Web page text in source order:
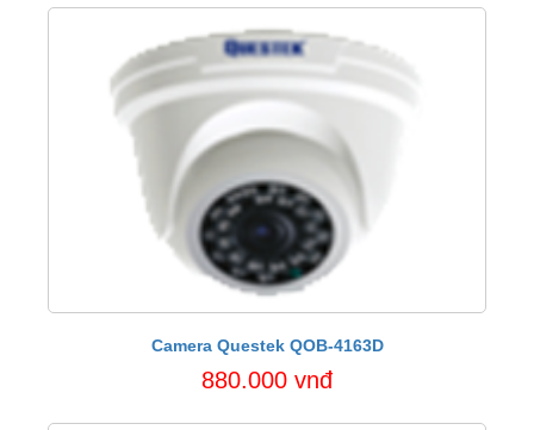
Camera Questek QOB-4163D
880.000 vnđ